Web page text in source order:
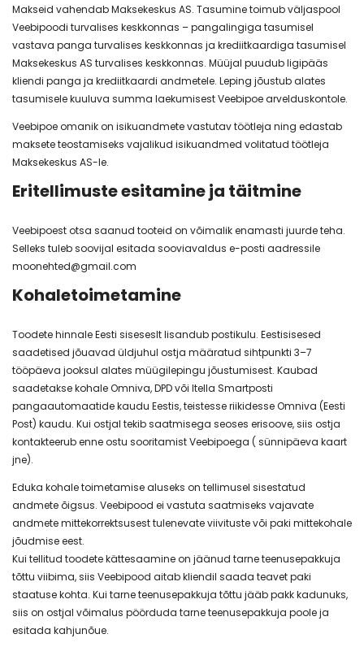
Makseid vahendab Maksekeskus AS. Tasumine toimub väljaspool
Veebipoodi turvalises keskkonnas – pangalingiga tasumisel
vastava panga turvalises keskkonnas ja krediitkaardiga tasumisel
Maksekeskus AS turvalises keskkonnas. Müüjal puudub ligipääs
kliendi panga ja krediitkaardi andmetele. Leping jõustub alates
tasumisele kuuluva summa laekumisest Veebipoe arvelduskontole.
Veebipoe omanik on isikuandmete vastutav töötleja ning edastab
maksete teostamiseks vajalikud isikuandmed volitatud töötleja
Maksekeskus AS-le.
Eritellimuste esitamine ja täitmine
Veebipoest otsa saanud tooteid on võimalik enamasti juurde teha.
Selleks tuleb soovijal esitada sooviavaldus e-posti aadressile
moonehted@gmail.com
Kohaletoimetamine
Toodete hinnale Eesti siseseslt lisandub postikulu. Eestisisesed
saadetised jõuavad üldjuhul ostja määratud sihtpunkti 3–7
tööpäeva jooksul alates müügilepingu jõustumisest. Kaubad
saadetakse kohale Omniva, DPD või Itella Smartposti
pangaautomaatide kaudu Eestis, teistesse riikidesse Omniva (Eesti
Post) kaudu. Kui ostjal tekib saatmisega seoses erisoove, siis ostja
kontakteerub enne ostu sooritamist Veebipoega ( sünnipäeva kaart
jne).
Eduka kohale toimetamise aluseks on tellimusel sisestatud
andmete õigsus. Veebipood ei vastuta saatmiseks vajavate
andmete mittekorrektsusest tulenevate viivituste või paki mittekohale
jõudmise eest.
Kui tellitud toodete kättesaamine on jäänud tarne teenusepakkuja
tõttu viibima, siis Veebipood aitab kliendil saada teavet paki
staatuse kohta. Kui tarne teenusepakkuja tõttu jääb pakk kadunuks,
siis on ostjal võimalus pöörduda tarne teenusepakkuja poole ja
esitada kahjunõue.